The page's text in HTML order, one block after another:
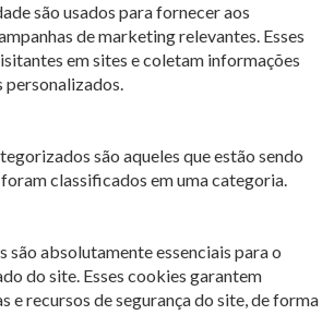
são usados ​​para fornecer aos
de marketing relevantes. Esses
em sites e coletam informações
personalizados.
são aqueles que estão sendo
classificados em uma categoria.
são absolutamente essenciais para o
do site. Esses cookies garantem
e recursos de segurança do site, de forma